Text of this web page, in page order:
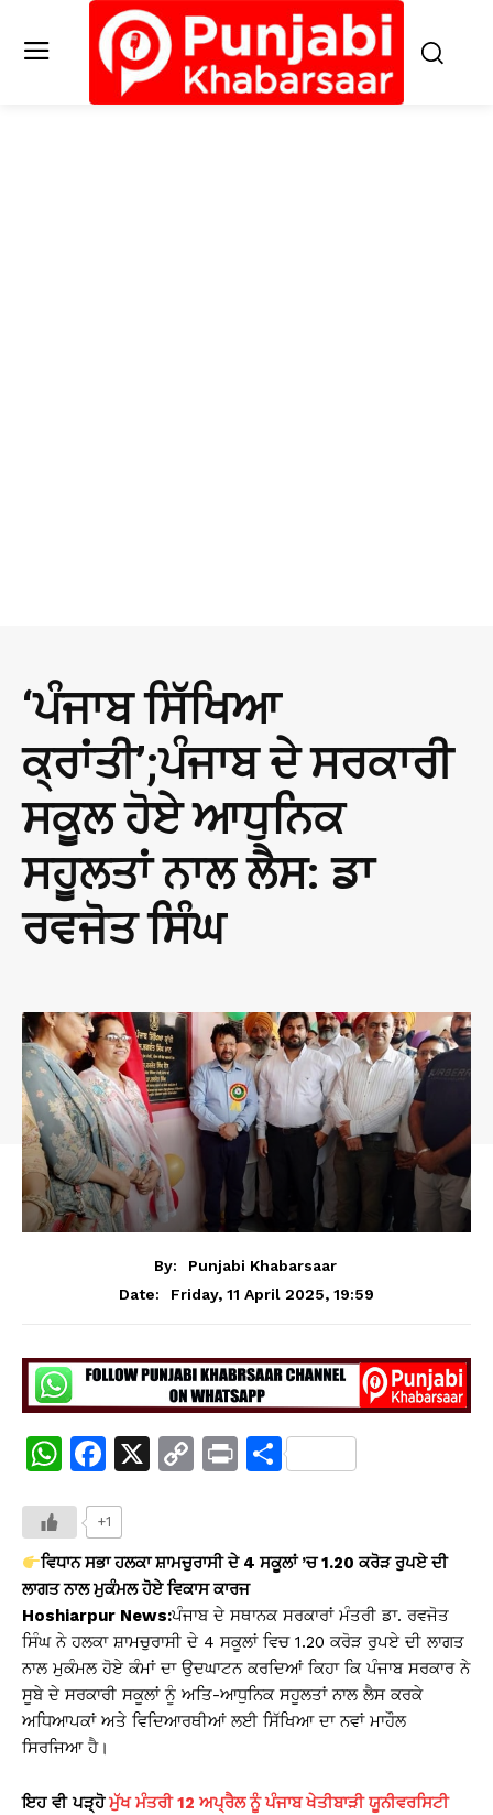
‘ਪੰਜਾਬ ਸਿੱਖਿਆ
ਕ੍ਰਾਂਤੀ’;ਪੰਜਾਬ ਦੇ ਸਰਕਾਰੀ
ਸਕੂਲ ਹੋਏ ਆਧੁਨਿਕ
ਸਹੂਲਤਾਂ ਨਾਲ ਲੈਸ: ਡਾ
ਰਵਜੋਤ ਸਿੰਘ
By:
Punjabi Khabarsaar
Date:
Friday, 11 April 2025, 19:59
W
at
s
A
p
p
F
c
e
b
o
o
k
X
C
y
Li
n
k
Pr S
e
+1
ਵਿਧਾਨ ਸਭਾ ਹਲਕਾ ਸ਼ਾਮਚੁਰਾਸੀ ਦੇ 4 ਸਕੂਲਾਂ ’ਚ 1.20 ਕਰੋੜ ਰੁਪਏ ਦੀ
ਲਾਗਤ ਨਾਲ ਮੁਕੰਮਲ ਹੋਏ ਵਿਕਾਸ ਕਾਰਜ
Hoshiarpur News:ਪੰਜਾਬ ਦੇ ਸਥਾਨਕ ਸਰਕਾਰਾਂ ਮੰਤਰੀ ਡਾ. ਰਵਜੋਤ
ਸਿੰਘ ਨੇ ਹਲਕਾ ਸ਼ਾਮਚੁਰਾਸੀ ਦੇ 4 ਸਕੂਲਾਂ ਵਿਚ 1.20 ਕਰੋੜ ਰੁਪਏ ਦੀ ਲਾਗਤ
ਨਾਲ ਮੁਕੰਮਲ ਹੋਏ ਕੰਮਾਂ ਦਾ ਉਦਘਾਟਨ ਕਰਦਿਆਂ ਕਿਹਾ ਕਿ ਪੰਜਾਬ ਸਰਕਾਰ ਨੇ
ਸੂਬੇ ਦੇ ਸਰਕਾਰੀ ਸਕੂਲਾਂ ਨੂੰ ਅਤਿ-ਆਧੁਨਿਕ ਸਹੂਲਤਾਂ ਨਾਲ ਲੈਸ ਕਰਕੇ
ਅਧਿਆਪਕਾਂ ਅਤੇ ਵਿਦਿਆਰਥੀਆਂ ਲਈ ਸਿੱਖਿਆ ਦਾ ਨਵਾਂ ਮਾਹੌਲ
ਸਿਰਜਿਆ ਹੈ।
ਇਹ ਵੀ ਪੜ੍ਹੋ ਮੁੱਖ ਮੰਤਰੀ 12 ਅਪ੍ਰੈਲ ਨੂੰ ਪੰਜਾਬ ਖੇਤੀਬਾੜੀ ਯੂਨੀਵਰਸਿਟੀ